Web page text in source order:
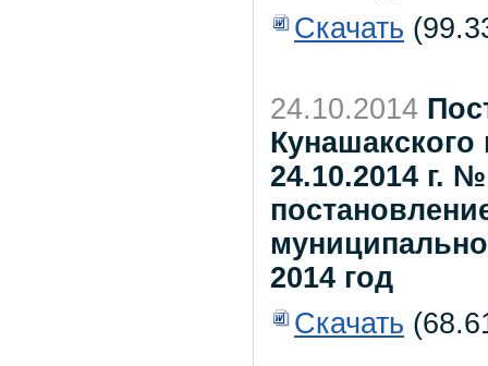
Скачать
24.10.2014
24.10.2014 г.
2014 год
Скачать